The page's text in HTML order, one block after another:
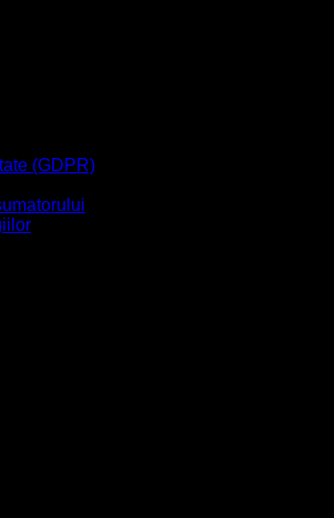
(GDPR)